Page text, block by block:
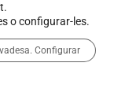
o configurar-les.
Configurar